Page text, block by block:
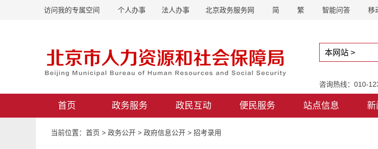
访问我的专属空间 个人办事 法人办事 北京政务服务网 简 繁 智能问答 移
咨询热线：010-
首页 政务服务 政民互动 便民服务 站点信息 新
当前位置： 首页 > 政务公开 > 政府信息公开 > 招考录用